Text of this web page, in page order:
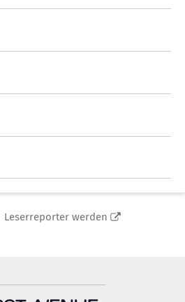
Leserreporter werden